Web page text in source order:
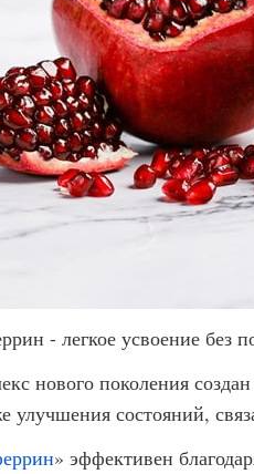
- легкое усвоение без
нового поколения
улучшения состояний,
» эффективен